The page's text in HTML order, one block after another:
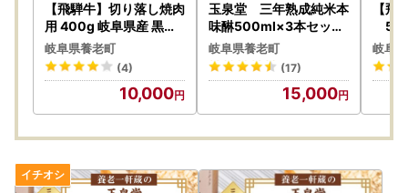
【飛騨牛】切り落し焼肉
用 400g 岐阜県産 黒毛
和牛【配送不可地域：離
島】【1107365】
岐阜県養老町
(4)
10,000
玉泉堂 三年熟成純米本
味醂500ml×3本セット
【1415925】
岐阜県養老町
(17)
15,000
【
【配
【
岐阜